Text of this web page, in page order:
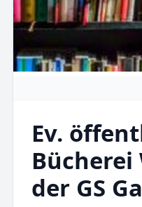
Ev.
der GS